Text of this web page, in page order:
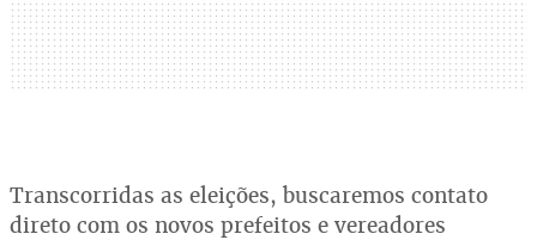
Transcorridas as eleições, buscaremos contato
direto com os novos prefeitos e vereadores